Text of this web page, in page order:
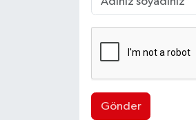
Gönder